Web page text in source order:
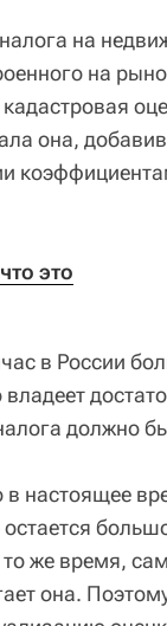
на
на
она,
это
в России
должно
настоящее
же время,
она.